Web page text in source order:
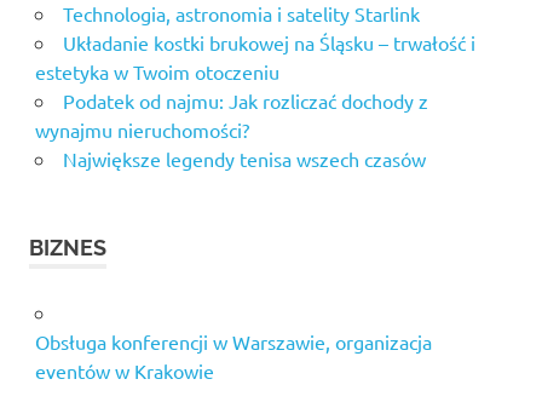
Technologia, astronomia i satelity Starlink
Układanie kostki brukowej na Śląsku – trwałość i
estetyka w Twoim otoczeniu
Podatek od najmu: Jak rozliczać dochody z
wynajmu nieruchomości?
Największe legendy tenisa wszech czasów
BIZNES
Obsługa konferencji w Warszawie, organizacja
eventów w Krakowie